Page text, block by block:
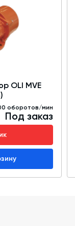
OLI MVE
оборотов/мин
Под заказ